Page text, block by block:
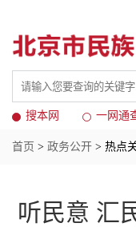
搜本网 一网通
首页 > 政务公开 > 热点
听民意 汇